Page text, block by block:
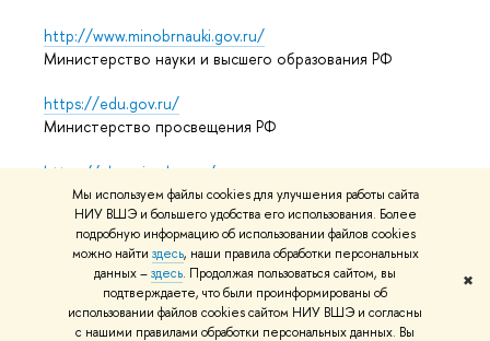
Мы используем файлы cookies для улучшения работы сайта
НИУ ВШЭ и большего удобства его использования. Более
подробную информацию об использовании файлов cookies
можно найти здесь, наши правила обработки персональных
данных –здесь. Продолжая пользоваться сайтом, вы
подтверждаете, что были проинформированы об
использовании файлов cookies сайтом НИУ ВШЭ и согласны
с нашими правилами обработки персональных данных. Вы
✖
http://www.minobrnauki.gov.ru/
Министерство науки и высшего образования РФ
https://edu.gov.ru/
Министерство просвещения РФ
https://elearning.hse.ru/mooc
Массовые открытые онлайн-курсы
© НИУ ВШЭ 1993–2026 Адреса и контактыУсловия
использования материаловПолитика конфиденциальности
Карта сайта